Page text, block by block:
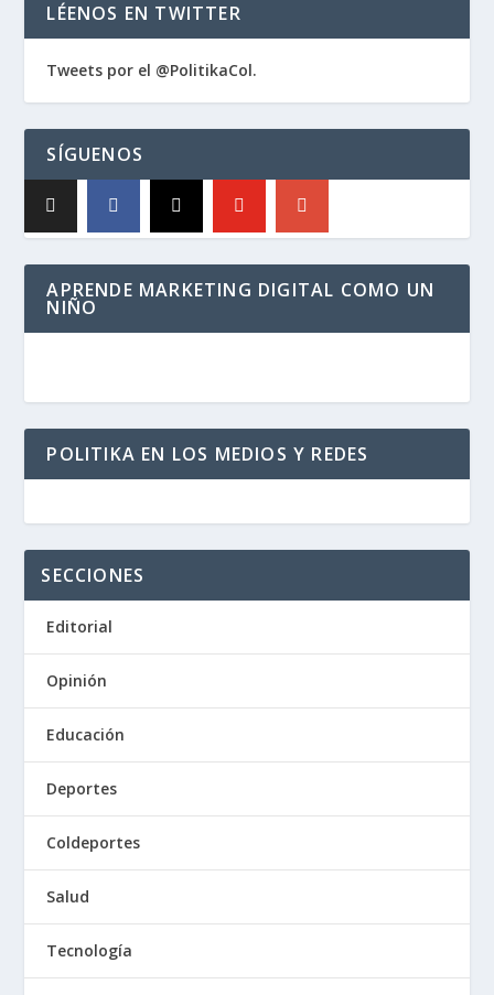
LÉENOS EN TWITTER
Tweets por el @PolitikaCol.
SÍGUENOS
APRENDE MARKETING DIGITAL COMO UN
NIÑO
POLITIKA EN LOS MEDIOS Y REDES
SECCIONES
Editorial
Opinión
Educación
Deportes
Coldeportes
Salud
Tecnología